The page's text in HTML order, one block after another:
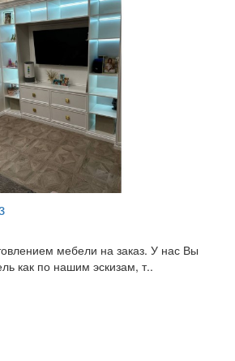
мебели на заказ. У нас Вы
как по нашим эскизам, т..